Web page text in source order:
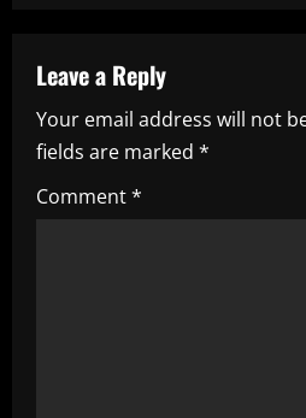
u
e
R
e
Leave a Reply
Your email address will not
fields are marked *
Comment*